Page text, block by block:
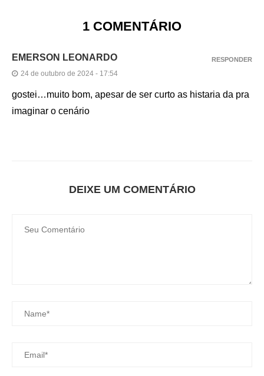
1 COMENTÁRIO
EMERSON LEONARDO
24 de outubro de 2024 - 17:54
gostei…muito bom, apesar de ser curto as histaria da pra
imaginar o cenário
RESPONDER
DEIXE UM COMENTÁRIO